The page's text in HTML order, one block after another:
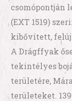
csomópontján
(EXT 1519)
kibővített,
A Drágffyak
tekintélyes
területére,
területeket.